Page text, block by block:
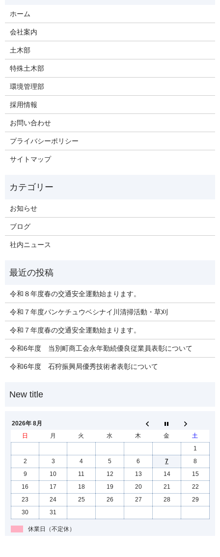
ホーム
会社案内
土木部
特殊土木部
環境管理部
採用情報
お問い合わせ
プライバシーポリシー
サイトマップ
お知らせ
ブログ
社内ニュース
令和８年度春の交通安全運動始まります。
令和７年度パンケチュウベシナイ川清掃活動・草刈
令和７年度春の交通安全運動始まります。
令和6年度 当別町商工会永年勤続優良従業員表彰について
令和6年度 石狩振興局優秀技術者表彰について
2026年 8月
日
月 火 水 木 金
土
1
2
3 4 5 6 7
8
9
10 11 12 13 14
15
16
17 18 19 20 21
22
23
24 25 26 27 28
29
30
31
休業日（不定休）